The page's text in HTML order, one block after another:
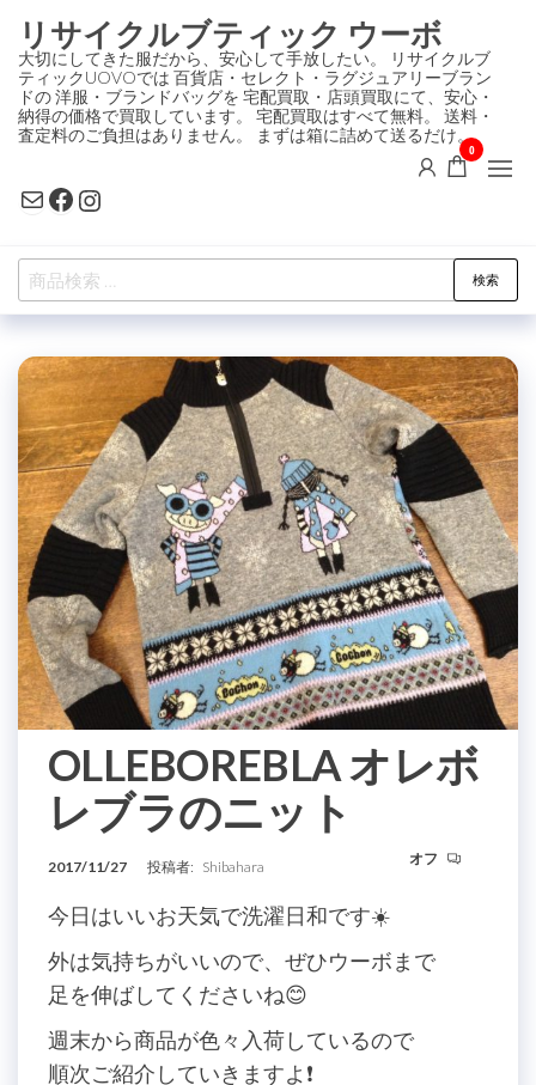
ン
テ
ン
ツ
プ
リサイクルブティック ウーボ
大切にしてきた服だから、安心して手放したい。 リサイクルブ
ティックUOVOでは 百貨店・セレクト・ラグジュアリーブラン
ドの 洋服・ブランドバッグを 宅配買取・店頭買取にて、安心・
納得の価格で買取しています。 宅配買取はすべて無料。 送料・
査定料のご負担はありません。 まずは箱に詰めて送るだけ。
MailFacebook
Instagram
0
検
索
象:
検索
OLLEBOREBLA オレボ
レブラのニット
2017/11/27 投稿者: Shibahara オフ
今日はいいお天気で洗濯日和です☀️
外は気持ちがいいので、ぜひウーボまで
足を伸ばしてくださいね😊
週末から商品が色々入荷しているので
順次ご紹介していきますよ❗️